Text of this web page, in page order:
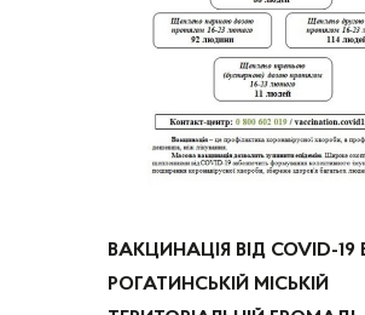
ВАКЦИНАЦІЯ ВІД COVID-19
РОГАТИНСЬКІЙ МІСЬКІЙ